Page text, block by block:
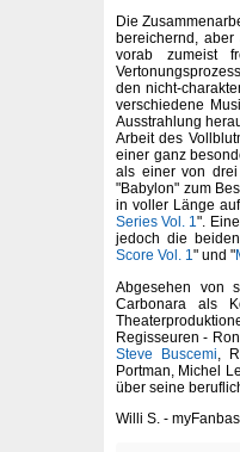
Die
bereichernd,
vorab zumeist
den nicht-
verschiedene
Ausstrahlung
Arbeit des
einer ganz
als einer von
"Babylon" zum
in voller Länge
Series Vol. 1".
jedoch die
Score Vol. 1" und "
Abgesehen von
Carbonara als
Regisseuren -
Steve Buscemi,
Portman, Michel
über seine
Willi S. -